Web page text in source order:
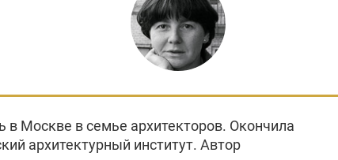
в Москве в семье архитекторов. Окончила
архитектурный институт. Автор